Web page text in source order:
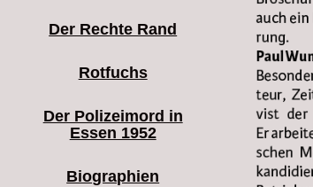
Der Rechte Rand
Rotfuchs
Der Polizeimord in
Essen 1952
Biographien